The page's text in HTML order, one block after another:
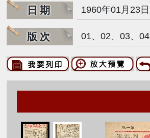
日期 1960年01月23日
版次 01、02、03、04